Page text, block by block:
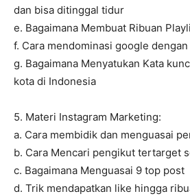
dan bisa ditinggal tidur
e. Bagaimana Membuat Ribuan
f. Cara mendominasi google
g. Bagaimana Menyatukan Kata
kota di Indonesia
5. Materi Instagram Marketing:
a. Cara membidik dan menguasai
b. Cara Mencari pengikut tertarget
c. Bagaimana Menguasai 9 top post
d. Trik mendapatkan like hingga